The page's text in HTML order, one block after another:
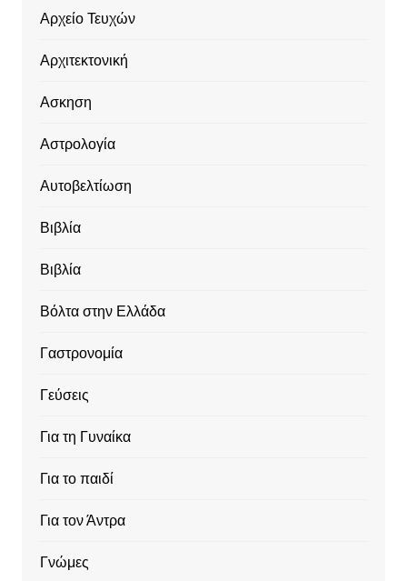
Αρχείο Τευχών
Αρχιτεκτονική
Ασκηση
Αστρολογία
Αυτοβελτίωση
Βιβλία
Βιβλία
Βόλτα στην Ελλάδα
Γαστρονομία
Γεύσεις
Για τη Γυναίκα
Για το παιδί
Για τον Άντρα
Γνώμες